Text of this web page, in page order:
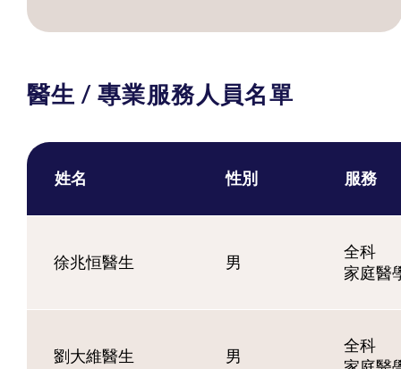
醫生 / 專業服務人員名單
姓名 性別 服務
徐兆恒醫生 男
全科
家庭醫
劉大維醫生 男
全科